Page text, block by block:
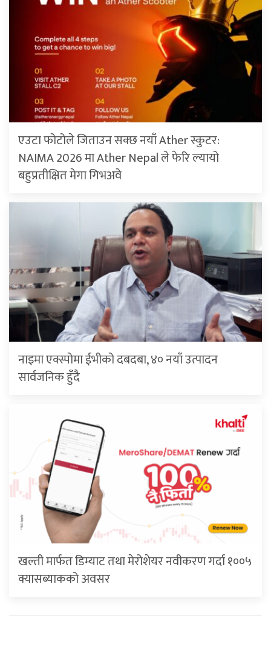
एउटा फोटोले जिताउन सक्छ नयाँ Ather स्कुटर:
NAIMA 2026 मा Ather Nepal ले फेरि ल्यायो
बहुप्रतीक्षित मेगा गिभअवे
नाइमा एक्स्पोमा ईभीको दबदबा, ४० नयाँ उत्पादन
सार्वजनिक हुँदै
खल्ती मार्फत डिम्याट तथा मेरोशेयर नवीकरण गर्दा १००५
क्यासब्याकको अवसर